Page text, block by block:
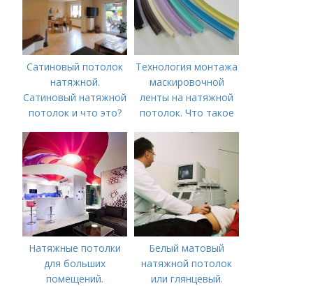
Сатиновый потолок
натяжной.
Сатиновый натяжной
потолок и что это?
Технология монтажа
маскировочной
ленты на натяжной
потолок. Что такое
для натяжного
потолка?
Натяжные потолки
для больших
помещений.
Белый матовый
натяжной потолок
или глянцевый.